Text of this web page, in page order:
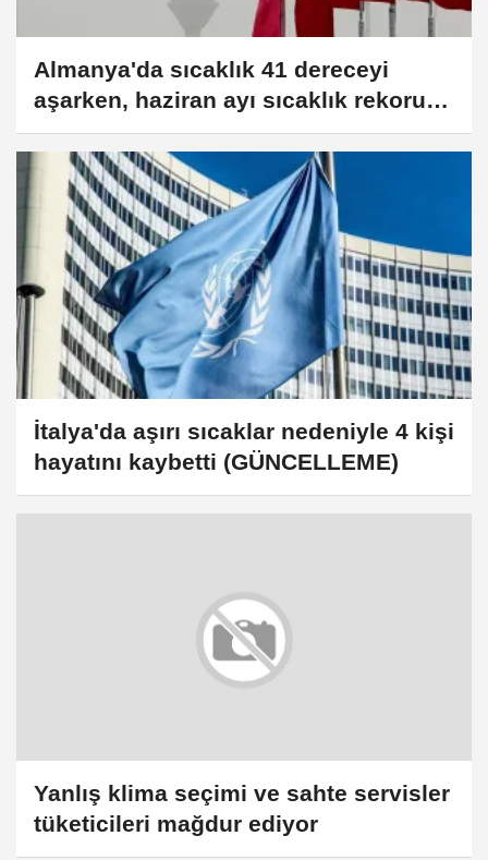
Almanya'da sıcaklık 41 dereceyi
aşarken, haziran ayı sıcaklık rekoru
yenilendi
İtalya'da aşırı sıcaklar nedeniyle 4 kişi
hayatını kaybetti (GÜNCELLEME)
Yanlış klima seçimi ve sahte servisler
tüketicileri mağdur ediyor